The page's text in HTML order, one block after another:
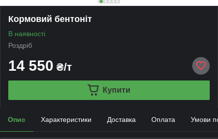
Кормовий бентоніт
В наявності
Роздріб
14 550 ₴/т
Купити
Опис Характеристики Доставка Оплата Умови